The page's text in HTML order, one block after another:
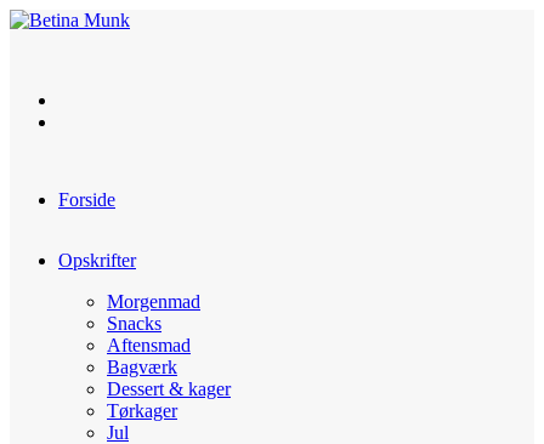
Skip
Forside
Opskrifter
Morgenmad
Snacks
Aftensmad
Bagværk
Dessert & kager
Tørkager
Jul